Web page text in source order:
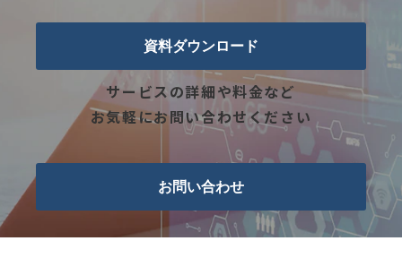
資料ダウンロード
サービスの詳細や料金など
お気軽にお問い合わせください
お問い合わせ